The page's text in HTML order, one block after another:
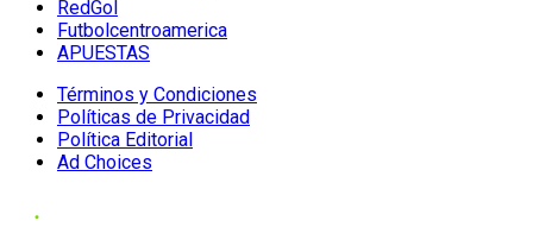
RedGol
Futbolcentroamerica
APUESTAS
Términos y Condiciones
Políticas de Privacidad
Política Editorial
Ad Choices